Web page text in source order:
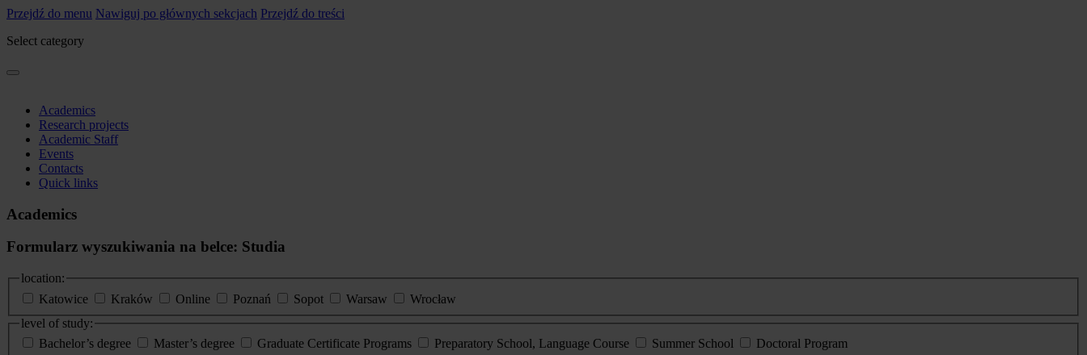
Przejdź do menu Nawiguj po głównych sekcjach Przejdź do treści
Select category
Academics
Research projects
Academic Staff
Events
Contacts
Quick links
Academics
Formularz wyszukiwania na belce: Studia
location:
Katowice
Kraków Online Poznań Sopot Warsaw
Wrocław
level of study:
Bachelor’s degree
Master’s degree Graduate Certificate Programs Preparatory School, Language Course Summer School
Doctoral Program